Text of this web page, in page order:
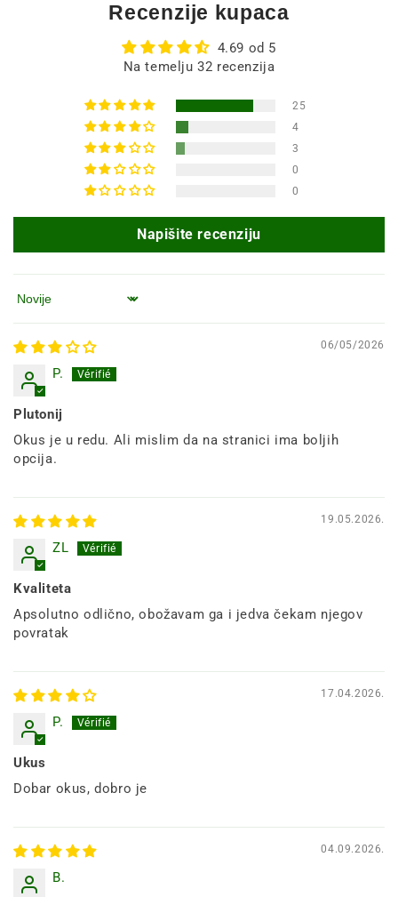
Recenzije kupaca
4.69 od 5
Na temelju 32 recenzija
25
4
3
0
0
Napišite recenziju
Poredaj po
06/05/2026
P.
Plutonij
Okus je u redu. Ali mislim da na stranici ima boljih
opcija.
19.05.2026.
ZL
Kvaliteta
Apsolutno odlično, obožavam ga i jedva čekam njegov
povratak
17.04.2026.
P.
Ukus
Dobar okus, dobro je
04.09.2026.
B.